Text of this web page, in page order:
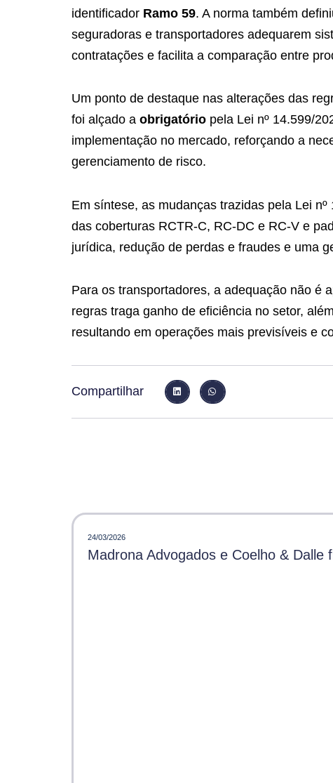
identificador Ramo 59. A norma também
seguradoras e transportadores adequarem
contratações e facilita a comparação entre
Um ponto de destaque nas alterações das
foi alçado a obrigatório pela Lei nº 14.599/
implementação no mercado, reforçando a
gerenciamento de risco.
Em síntese, as mudanças trazidas pela Lei
das coberturas RCTR-C, RC-DC e RC-V e
jurídica, redução de perdas e fraudes e uma
Para os transportadores, a adequação não é
regras traga ganho de eficiência no setor,
resultando em operações mais previsíveis e
Compartilhar
24/03/2026
Madrona Advogados e Coelho &